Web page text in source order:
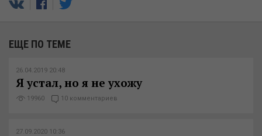
ЕЩЕ ПО ТЕМЕ
26.04.2019 20:48
Я устал, но я не ухожу
19960 10 комментариев
27.09.2020 10:36